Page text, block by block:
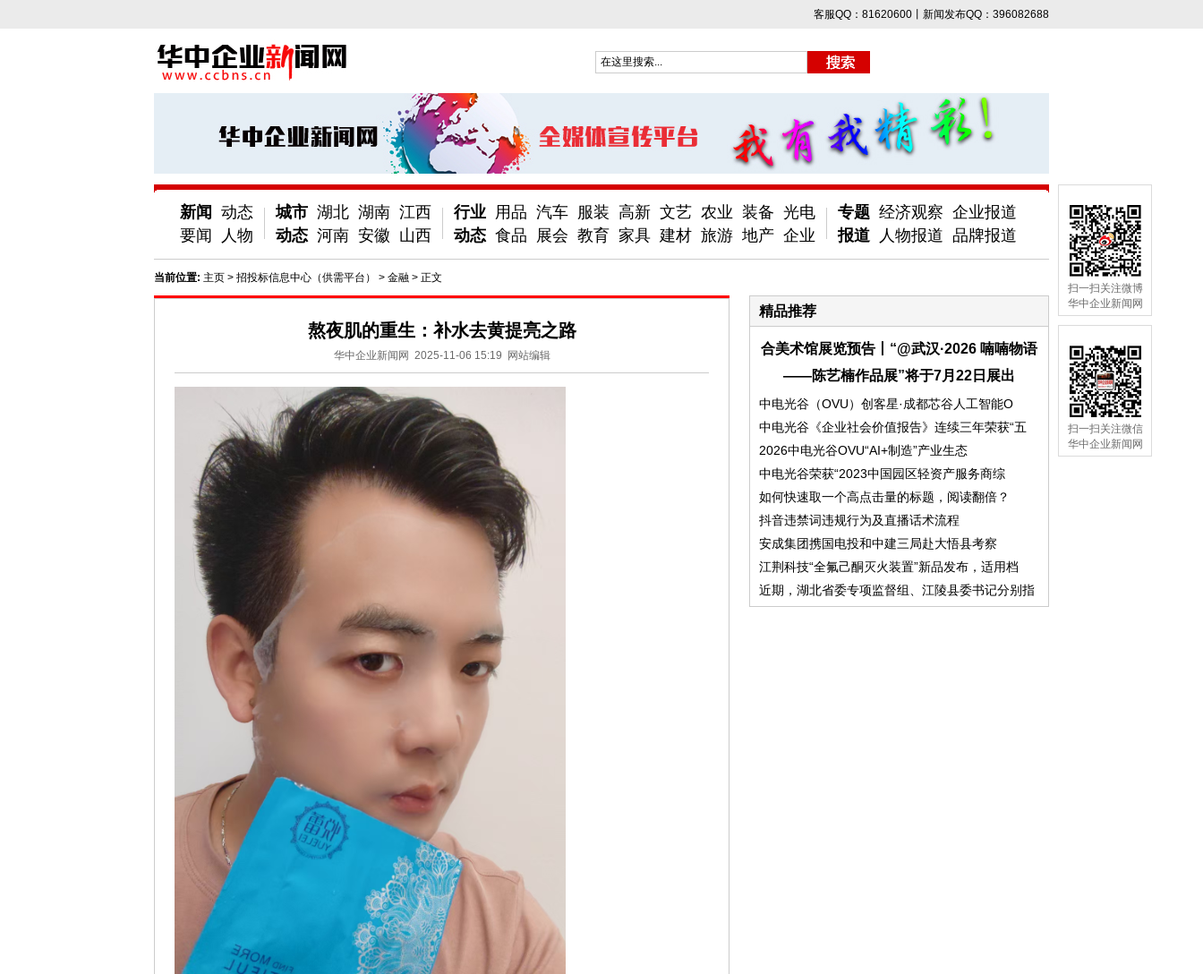
客服QQ：81620600丨新闻发布QQ：396082688
新闻
要闻
动态
人物
城市
动态
湖北 湖南 江西
河南 安徽 山西
行业
动态
用品 汽车 服装 高新 文艺 农业 装备 光电
食品
展会 教育 家具 建材 旅游 地产 企业
专题
报道
经济观察 企业报道
人物报道 品牌报道
扫一扫关注微博
华中企业新闻网
扫一扫关注微信
华中企业新闻网
当前位置: 主页 > 招投标信息中心（供需平台） > 金融 > 正文
熬夜肌的重生：补水去黄提亮之路
华中企业新闻网 2025-11-06 15:19 网站编辑
精品推荐
合美术馆展览预告丨“@武汉·2026 喃喃物语
——陈艺楠作品展”将于7月22日展出
中电光谷（OVU）创客星·成都芯谷人工智能O
中电光谷《企业社会价值报告》连续三年荣获“五
2026中电光谷OVU“AI+制造”产业生态
中电光谷荣获“2023中国园区轻资产服务商综
如何快速取一个高点击量的标题，阅读翻倍？
抖音违禁词违规行为及直播话术流程
安成集团携国电投和中建三局赴大悟县考察
江荆科技“全氟己酮灭火装置”新品发布，适用档
近期，湖北省委专项监督组、江陵县委书记分别指